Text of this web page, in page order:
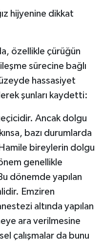
hijyenine dikkat
özellikle çürüğün
sürecine bağlı
hassasiyet
şunları kaydetti:
Ancak dolgu
bazı durumlarda
bireylerin dolgu
genellikle
dönemde yapılan
Emziren
altında yapılan
ara verilmesine
çalışmalar da bunu